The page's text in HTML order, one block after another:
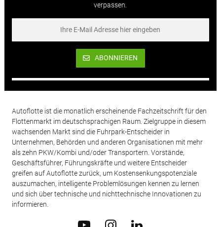
verpassen.
ABONNIEREN
Autoflotte ist die monatlich erscheinende Fachzeitschrift für den
Flottenmarkt im deutschsprachigen Raum. Zielgruppe in diesem
wachsenden Markt sind die Fuhrpark-Entscheider in
Unternehmen, Behörden und anderen Organisationen mit mehr
als zehn PKW/Kombi und/oder Transportern. Vorstände,
Geschäftsführer, Führungskräfte und weitere Entscheider
greifen auf Autoflotte zurück, um Kostensenkungspotenziale
auszumachen, intelligente Problemlösungen kennen zu lernen
und sich über technische und nichttechnische Innovationen zu
informieren.